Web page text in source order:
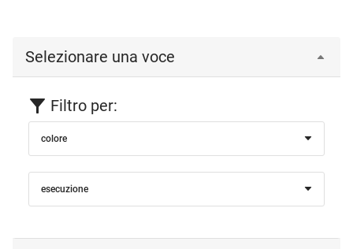
Selezionare una voce
Filtro per:
colore
esecuzione